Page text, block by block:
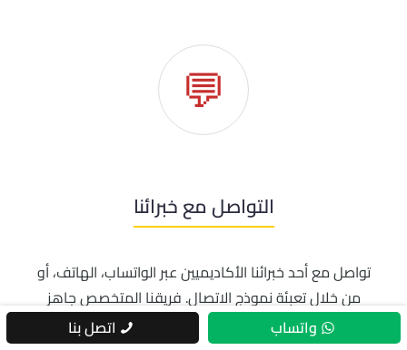
💬
التواصل مع خبرائنا
تواصل مع أحد خبرائنا الأكاديميين عبر الواتساب، الهاتف، أو
من خلال تعبئة نموذج الاتصال. فريقنا المتخصص جاهز
للإجابة على جميع استفساراتك ومساعدتك في أولى
واتساب اتصل بنا